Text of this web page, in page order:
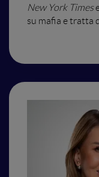
New York Times
su mafia e tratta